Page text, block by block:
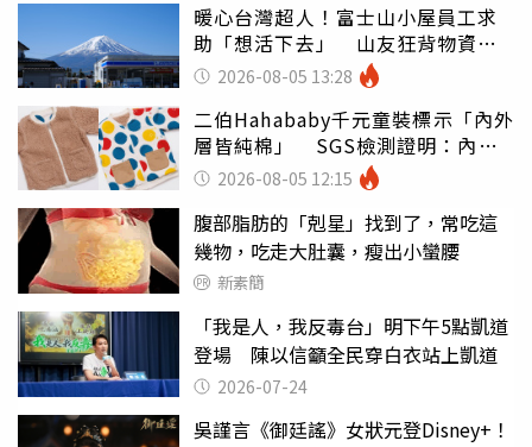
暖心台灣超人！富士山小屋員工求
助「想活下去」 山友狂背物資上
山：台灣真的是寶島
2026-08-05 13:28
二伯Hahababy千元童裝標示「內外
層皆純棉」 SGS檢測證明：內裡
100%聚酯纖維
2026-08-05 12:15
腹部脂肪的「剋星」找到了，常吃這
幾物，吃走大肚囊，瘦出小蠻腰
新素簡
「我是人，我反毒台」明下午5點凱道
登場 陳以信籲全民穿白衣站上凱道
2026-07-24
吳謹言《御廷謠》女狀元登Disney+！